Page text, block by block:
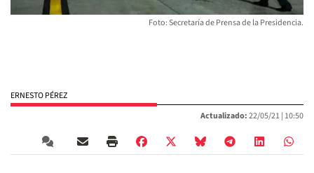
Foto: Secretaría de Prensa de la Presidencia.
ERNESTO PÉREZ
Actualizado:22/05/21 | 10:50